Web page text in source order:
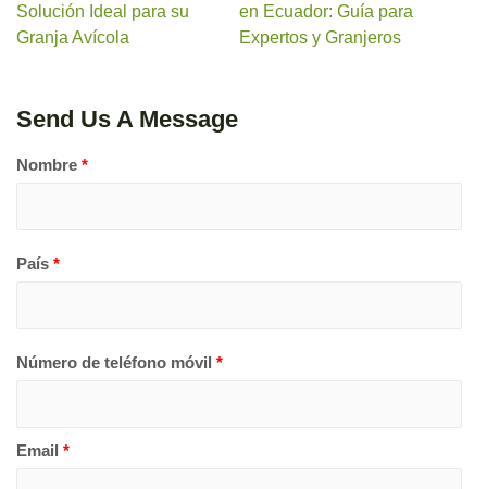
Solución Ideal para su
Granja Avícola
en Ecuador: Guía para
Expertos y Granjeros
Send Us A Message
Nombre *
País *
Número de teléfono móvil *
Email *